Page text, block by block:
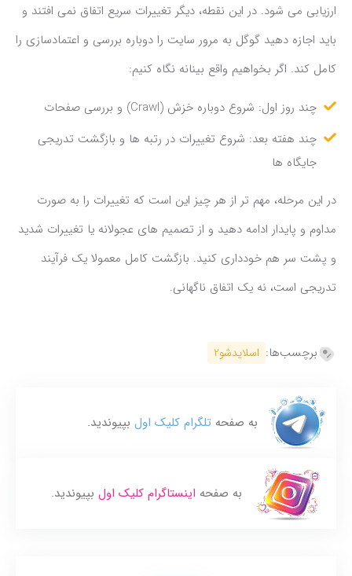
ارزیابی می شود. در این نقطه، دیگر تغییرات سریع اتفاق نمی افتند و
باید اجازه دهید گوگل به مرور سایت را دوباره بررسی و اعتمادسازی را
کامل کند. اگر بخواهیم واقع بینانه نگاه کنیم:
چند روز اول: شروع دوباره خزش (Crawl) و بررسی صفحات
چند هفته بعد: شروع تغییرات در رتبه ها و بازگشت تدریجی
جایگاه ها
در این مرحله، مهم تر از هر چیز این است که تغییرات را به صورت
مداوم و پایدار ادامه دهید و از تصمیم های عجولانه یا تغییرات شدید
و پشت سر هم خودداری کنید. بازگشت کامل معمولا یک فرآیند
تدریجی است، نه یک اتفاق ناگهانی.
برچسب‌ها: اسلایدشو2
به صفحه تلگرام کلیک اول بپیوندید.
به صفحه اینستاگرام کلیک اول بپیوندید.